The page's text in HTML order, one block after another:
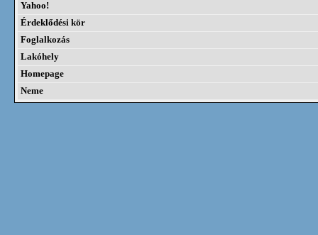
Yahoo!
Érdeklődési kör
Foglalkozás
Lakóhely
Homepage
Neme